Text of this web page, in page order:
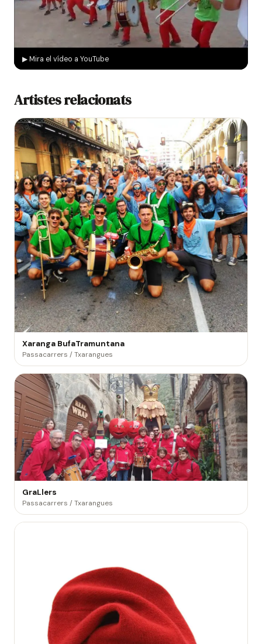
▶ Mira el vídeo a YouTube
Artistes relacionats
Xaranga BufaTramuntana
Passacarrers / Txarangues
GraLlers
Passacarrers / Txarangues